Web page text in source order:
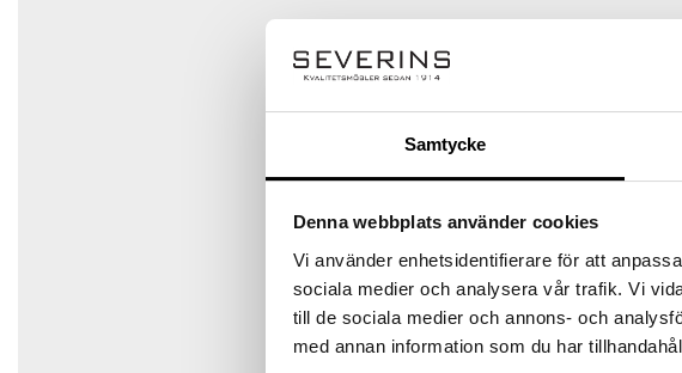
Samtycke
Denna webbplats använder cookies
Vi använder enhetsidentifierare för att
sociala medier och analysera vår trafik. Vi
till de sociala medier och annons- och
med annan information som du har
Spara mitt namn, min e-postadress och webbplats i denna